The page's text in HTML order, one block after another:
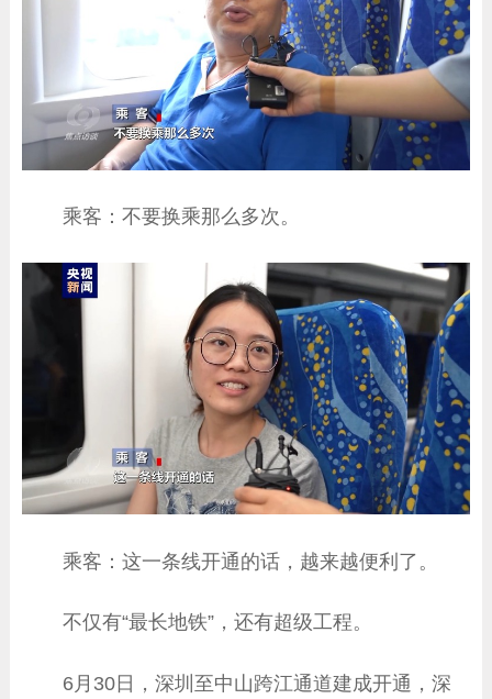
乘客：不要换乘那么多次。
乘客：这一条线开通的话，越来越便利了。
不仅有“最长地铁”，还有超级工程。
6月30日，深圳至中山跨江通道建成开通，深